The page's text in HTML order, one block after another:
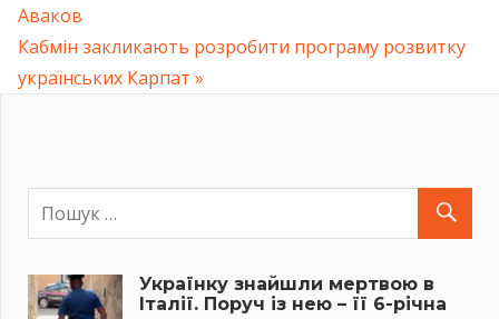
записів
Аваков
Next
Post:
Кабмін закликають розробити програму розвитку
українських Карпат
Українку знайшли мертвою в
Італії. Поруч із нею – її 6-річна